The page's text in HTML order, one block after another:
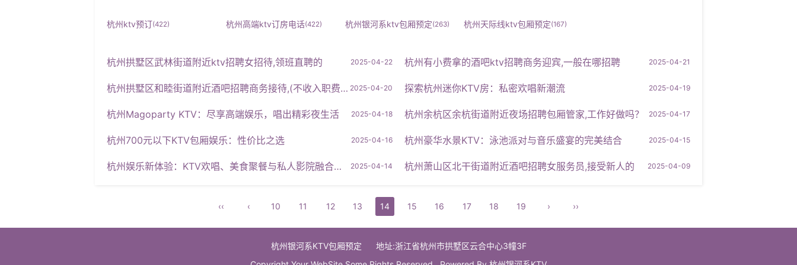
杭州ktv预订(422) 杭州高端ktv订房电话(422) 杭州银河系ktv包厢预定(263) 杭州天际线ktv包厢预定(167)
2025-04-22
杭州拱墅区武林街道附近ktv招聘女招待,领班直聘的 2025-04-21
杭州有小费拿的酒吧ktv招聘商务迎宾,一般在哪招聘
2025-04-20
杭州拱墅区和睦街道附近酒吧招聘商务接待,(不收入职费,直接入职的) 2025-04-19
探索杭州迷你KTV房：私密欢唱新潮流
2025-04-18
杭州Magoparty KTV：尽享高端娱乐，唱出精彩夜生活 2025-04-17
杭州余杭区余杭街道附近夜场招聘包厢管家,工作好做吗？
2025-04-16
杭州700元以下KTV包厢娱乐：性价比之选 2025-04-15
杭州豪华水景KTV：泳池派对与音乐盛宴的完美结合
2025-04-14
杭州娱乐新体验：KTV欢唱、美食聚餐与私人影院融合之旅 2025-04-09
杭州萧山区北干街道附近酒吧招聘女服务员,接受新人的
‹‹ ‹ 10 11 12 13 14 15 16 17 18 19 › ››
杭州银河系KTV包厢预定
地址:浙江省杭州市拱墅区云合中心3幢3F